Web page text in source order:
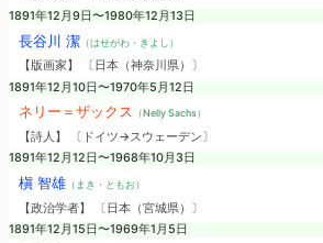
1891年12月9日〜1980年12月13日
長谷川 潔（はせがわ・きよし）
【版画家】 〔日本（神奈川県）〕
1891年12月10日〜1970年5月12日
ネリー＝ザックス （Nelly Sachs）
【詩人】 〔ドイツ→スウェーデン〕
1891年12月12日〜1968年10月3日
槇 智雄（まき・ともお）
【政治学者】 〔日本（宮城県）〕
1891年12月15日〜1969年1月5日